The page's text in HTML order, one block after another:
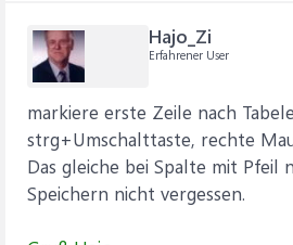
Hajo_Zi
Erfahrener User
markiere erste Zeile nach Tabele
strg+Umschalttaste, rechte
Das gleiche bei Spalte mit Pfeil
Speichern nicht vergessen.